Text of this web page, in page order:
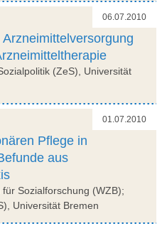
06.07.2010
(ZeS), Universität
01.07.2010
Pflege in
aus
Sozialforschung (WZB);
Universität Bremen